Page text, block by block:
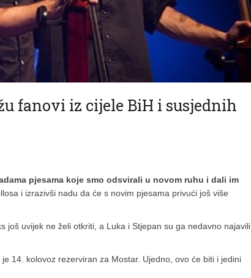
fanovi iz cijele BiH i susjednih
pjesama koje smo odsvirali u novom ruhu i dali im
i izrazivši nadu da će s novim pjesama privući još više
još uvijek ne želi otkriti, a Luka i Stjepan su ga nedavno najavili
14. kolovoz rezerviran za Mostar. Ujedno, ovo će biti i jedini